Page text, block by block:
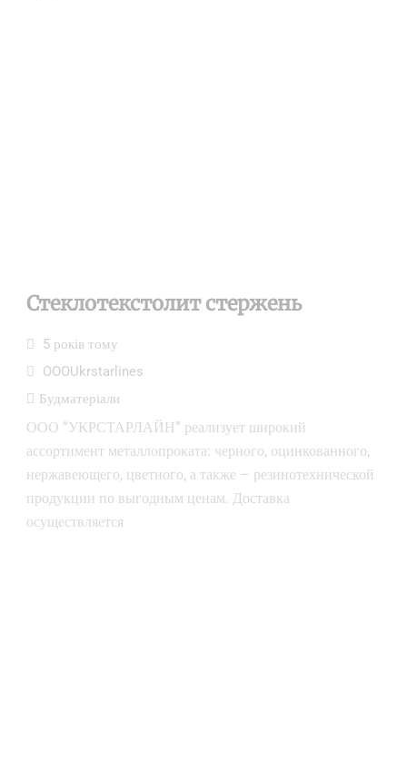
Стеклотекстолит стержень
5 років тому
OOOUkrstarlines
Будматеріали
ООО “УКРСТАРЛАЙН” реализует широкий
ассортимент металлопроката: черного, оцинкованного,
нержавеющего, цветного, а также – резинотехнической
продукции по выгодным ценам. Доставка
осуществляется